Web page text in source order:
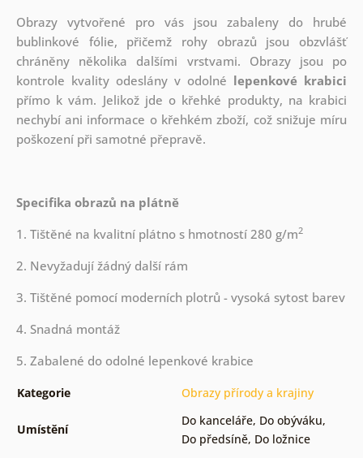
Obrazy vytvořené pro vás jsou zabaleny do hrubé
bublinkové fólie, přičemž rohy obrazů jsou obzvlášť
chráněny několika dalšími vrstvami. Obrazy jsou po
kontrole kvality odeslány v odolné lepenkové krabici
přímo k vám. Jelikož jde o křehké produkty, na krabici
nechybí ani informace o křehkém zboží, což snižuje míru
poškození při samotné přepravě.
Specifika obrazů na plátně
1. Tištěné na kvalitní plátno s hmotností 280 g/m2
2. Nevyžadují žádný další rám
3. Tištěné pomocí moderních plotrů - vysoká sytost barev
4. Snadná montáž
5. Zabalené do odolné lepenkové krabice
Kategorie Obrazy přírody a krajiny
Umístění
Do kanceláře, Do obýváku,
Do předsíně, Do ložnice